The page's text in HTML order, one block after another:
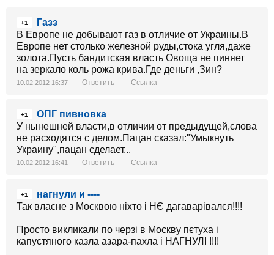
+1
Газз
В Европе не добывают газ в отличие от Украины.В
Европе нет столько железной руды,стока угля,даже
золота.Пусть бандитская власть Овоща не пиняет
на зеркало коль рожа крива.Где деньги ,Зин?
10.02.2012 16:37 Ответить Ссылка
+1
ОПГ пивновка
У нынешней власти,в отличии от предыдущей,слова
не расходятся с делом.Пацан сказал:"Умыкнуть
Украину",пацан сделает...
10.02.2012 16:41 Ответить Ссылка
+1
нагнули и ----
Так власне з Москвою ніхто і НЄ дагаварівался!!!!
Просто викликали по черзі в Москву пєтуха і
капустяного казла азара-пахла і НАГНУЛІ !!!!